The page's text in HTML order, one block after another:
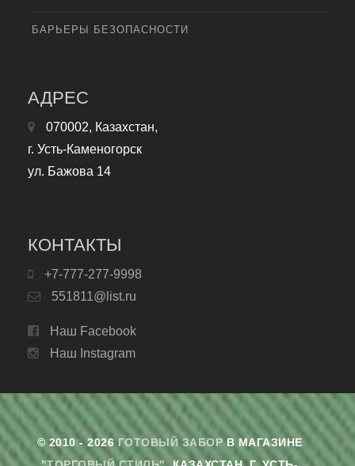
БАРЬЕРЫ БЕЗОПАСНОСТИ
АДРЕС
070002, Казахстан,
г. Усть-Каменогорск
ул. Бажова 14
КОНТАКТЫ
+7-777-277-9998
551811@list.ru
Наш Facebook
Наш Instagram
© 2010 - 2026 ГОТОВЫЙ ЗАБОРВ МАГАЗИНЕ